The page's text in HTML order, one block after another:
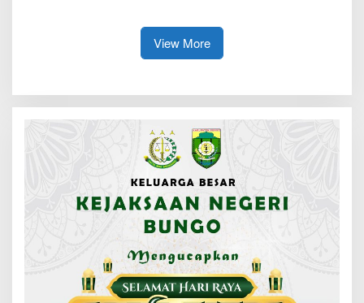
bertanggung jawab Sejak Dini
View More